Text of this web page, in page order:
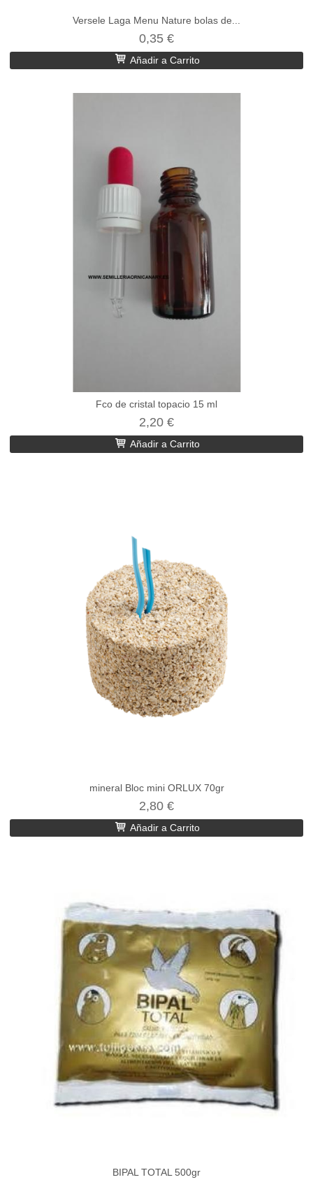
Versele Laga Menu Nature bolas de...
0,35 €
Añadir a Carrito
Fco de cristal topacio 15 ml
2,20 €
Añadir a Carrito
mineral Bloc mini ORLUX 70gr
2,80 €
Añadir a Carrito
BIPAL TOTAL 500gr